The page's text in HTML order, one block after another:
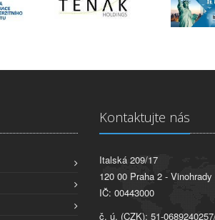
Kontaktujte nás
Italská 209/17
120 00 Praha 2 - Vinohrady
IČ: 00443000
č. ú. (CZK): 51-